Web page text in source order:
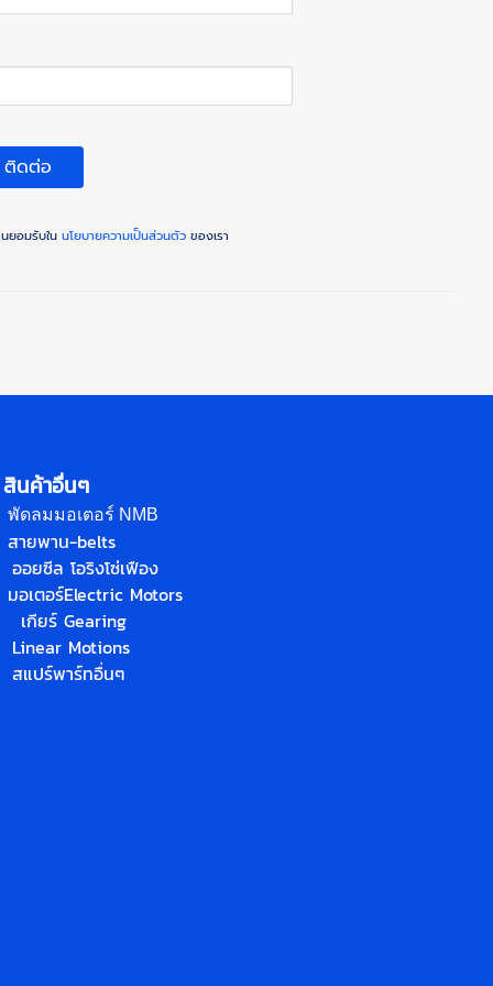
ติดต่อ
ยอมรับใน นโยบายความเป็นส่วนตัวของเรา
สินค้าอื่นๆ
พัดลมมอเตอร์ NMB
สายพาน-belts
ออยซีล โอริงโซ่เฟือง
มอเตอร์Electric Motors
เกียร์ Gearing
Linear Motions
สแปร์พาร์ทอื่นๆ